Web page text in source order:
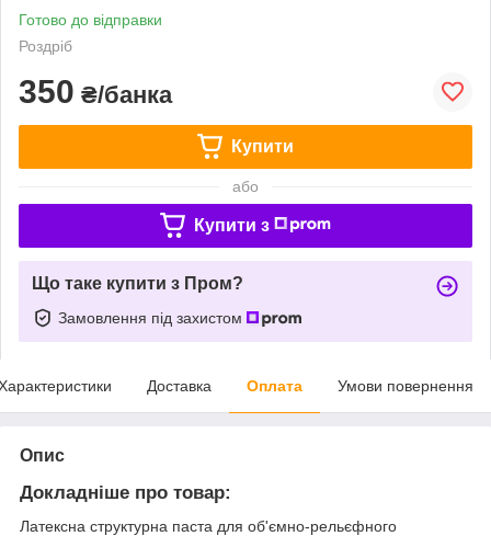
Готово до відправки
Роздріб
350 ₴/банка
Купити
або
Купити з
Що таке купити з Пром?
Замовлення під захистом
Доставка Оплата Умови повернення
Опис
Докладніше про товар:
Латексна структурна паста для об'ємно-рельєфного